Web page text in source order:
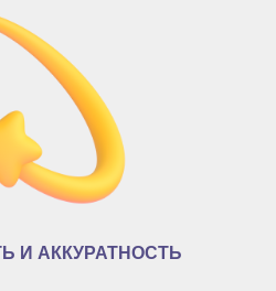
И АККУРАТНОСТЬ